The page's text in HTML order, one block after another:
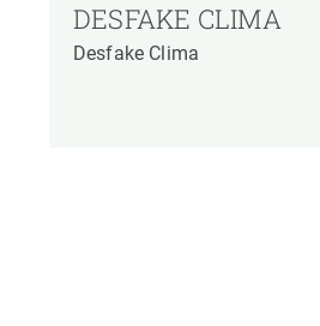
DESFAKE CLIMA
Desfake Clima